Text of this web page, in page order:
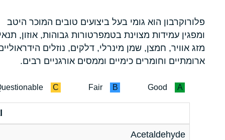
פלורוקרבון הוא גומי בעל ביצועים טובים המוכר היטב
ומפגין עמידות מצוינת בטמפרטורות גבוהות, אוזון, תנאי
מזג אוויר, חמצן, שמן מינרלי, דלקים, נוזלים
ארומתיים וחומרים כימיים וממסים אורגניים רבים.
A
Good
B
Fair
C
Acetaldehyde